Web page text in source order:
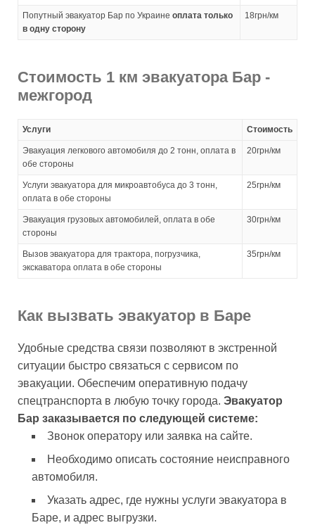
Попутный эвакуатор Бар по Украине оплата только
в одну сторону
18грн/км
Стоимость 1 км эвакуатора Бар -
межгород
Услуги Стоимость
Эвакуация легкового автомобиля до 2 тонн, оплата в
обе стороны
20грн/км
Услуги эвакуатора для микроавтобуса до 3 тонн,
оплата в обе стороны
25грн/км
Эвакуация грузовых автомобилей, оплата в обе
стороны
30грн/км
Вызов эвакуатора для трактора, погрузчика,
экскаватора оплата в обе стороны
35грн/км
Как вызвать эвакуатор в Баре
Удобные средства связи позволяют в экстренной
ситуации быстро связаться с сервисом по
эвакуации. Обеспечим оперативную подачу
спецтранспорта в любую точку города. Эвакуатор
Бар заказывается по следующей системе:
Звонок оператору или заявка на сайте.
Необходимо описать состояние неисправного
автомобиля.
Указать адрес, где нужны услуги эвакуатора в
Баре, и адрес выгрузки.